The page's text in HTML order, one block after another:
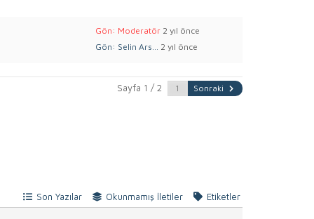
Gön: Moderatör 2 yıl önce
Gön: Selin Ars... 2 yıl önce
Sayfa 1 / 2 Sonraki
Son Yazılar Okunmamış İletiler Etiketler